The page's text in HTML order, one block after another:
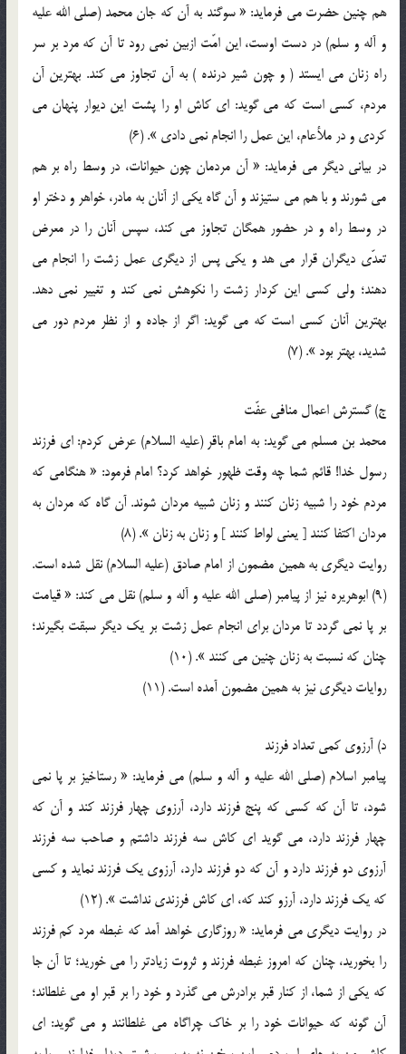
هم چنين حضرت مي فرمايد: « سوگند به آن که جان محمد (صلي الله عليه
و آله و سلم) در دست اوست، اين امّت ازبين نمي رود تا آن که مرد بر سر
راه زنان مي ايستد ( و چون شير درنده ) به آن تجاوز مي کند. بهترين آن
مردم، کسي است که مي گويد: اي کاش او را پشت اين ديوار پنهان مي
کردي و در ملأعام، اين عمل را انجام نمي دادي ». (6)
در بياني ديگر مي فرمايد: « آن مردمان چون حيوانات، در وسط راه بر هم
مي شورند و با هم مي ستيزند و آن گاه يکي از آنان به مادر، خواهر و دختر او
در وسط راه و در حضور همگان تجاوز مي کند، سپس آنان را در معرض
تعدّي ديگران قرار مي هد و يکي پس از ديگري عمل زشت را انجام مي
دهند؛ ولي کسي اين کردار زشت را نکوهش نمي کند و تغيير نمي دهد.
بهترين آنان کسي است که مي گويد: اگر از جاده و از نظر مردم دور مي
شديد، بهتر بود ». (7)
ج) گسترش اعمال منافي عفّت
محمد بن مسلم مي گويد: به امام باقر (عليه السلام) عرض کردم: اي فرزند
رسول خدا! قائم شما چه وقت ظهور خواهد کرد؟ امام فرمود: « هنگامي که
مردم خود را شبيه زنان کنند و زنان شبيه مردان شوند. آن گاه که مردان به
مردان اکتفا کنند [ يعني لواط کنند ] و زنان به زنان ». (8)
روايت ديگري به همين مضمون از امام صادق (عليه السلام) نقل شده است.
(9) ابوهريره نيز از پيامبر (صلي الله عليه و آله و سلم) نقل مي کند: « قيامت
بر پا نمي گردد تا مردان براي انجام عمل زشت بر يک ديگر سبقت بگيرند؛
چنان که نسبت به زنان چنين مي کنند ». (10)
روايات ديگري نيز به همين مضمون آمده است. (11)
د) آرزوي کمي تعداد فرزند
پيامبر اسلام (صلي الله عليه و آله و سلم) مي فرمايد: « رستاخيز بر پا نمي
شود، تا آن که کسي که پنج فرزند دارد، آرزوي چهار فرزند کند و آن که
چهار فرزند دارد، مي گويد اي کاش سه فرزند داشتم و صاحب سه فرزند
آرزوي دو فرزند دارد و آن که دو فرزند دارد، آرزوي يک فرزند نمايد و کسي
که يک فرزند دارد، آرزو کند که، اي کاش فرزندي نداشت ». (12)
در روايت ديگري مي فرمايد: « روزگاري خواهد آمد که غبطه مرد کم فرزند
را بخوريد، چنان که امروز غبطه فرزند و ثروت زيادتر را مي خوريد؛ تا آن جا
که يکي از شما، از کنار قبر برادرش مي گذرد و خود را بر قبر او مي غلطاند؛
آن گونه که حيوانات خود را بر خاک چراگاه مي غلطانند و مي گويد: اي